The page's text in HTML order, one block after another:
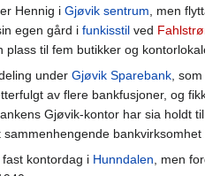
Hennig i Gjøvik sentrum, men
egen gård i funkisstil ved
til fem butikker og
under Gjøvik Sparebank,
av flere bankfusjoner, og
Gjøvik-kontor har sia holdt
bankvirksomhet
kontordag i Hunndalen, men